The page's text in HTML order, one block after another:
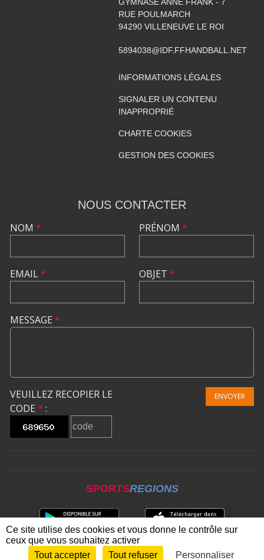
RUE POULMARCH
94290 VILLENEUVE LE ROI
5894038@IDF.FFHANDBALL.NET
INFORMATIONS LÉGALES
SIGNALER UN CONTENU
INAPPROPRIÉ
CHARTE COOKIES
GESTION DES COOKIES
NOUS CONTACTER
NOM *
EMAIL*
PRÉNOM *
OBJET *
MESSAGE *
VEUILLEZ RECOPIER LE
CODE * :
ENVOYER
SPORTSREGIONS
Envie de participer ? CONNEXION
Ce site utilise des cookies et vous donne le contrôle sur
ceux que vous souhaitez activer
Tout accepter
Tout refuser Personnaliser